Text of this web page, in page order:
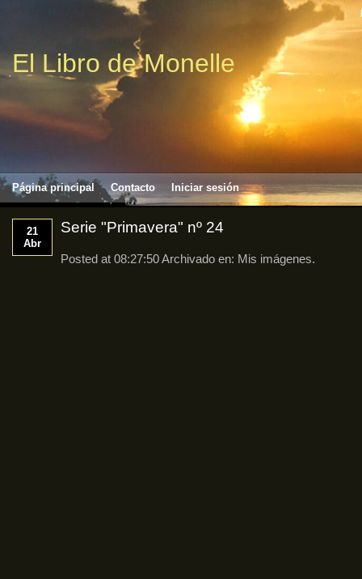
El Libro de Monelle
Página principal Contacto Iniciar sesión
21
Abr
Serie "Primavera" nº 24
Posted at 08:27:50 Archivado en: Mis imágenes.